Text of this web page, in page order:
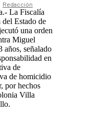
Redacción
La Fiscalía
del Estado de
una orden
Miguel
años, señalado
en
de
de homicidio
por hechos
Villa